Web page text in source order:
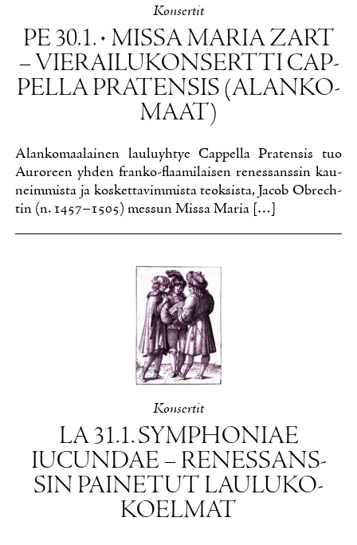
Kon­ser­tit
PE 30.1. • MIS­SA MA­RIA ZART
– VIE­RAI­LU­KON­SERT­TI CAP­
PEL­LA PRA­TEN­SIS (ALAN­KO­
MAAT)
Alan­ko­maa­lai­nen lau­lu­yh­tye Cap­pel­la Pra­ten­sis tuo
Au­ro­reen yh­den fran­ko-flaa­mi­lai­sen re­nes­sans­sin kau­
neim­mis­ta ja kos­ket­ta­vim­mis­ta teok­sis­ta, Jacob Obrech­
tin (n. 1457–1505) mes­sun Mis­sa Ma­ria […]
Kon­ser­tit
LA 31.1. SYMP­HO­NIAE
IUCUN­DAE – RE­NES­SANS­
SIN PAI­NE­TUT LAU­LU­KO­
KOEL­MAT